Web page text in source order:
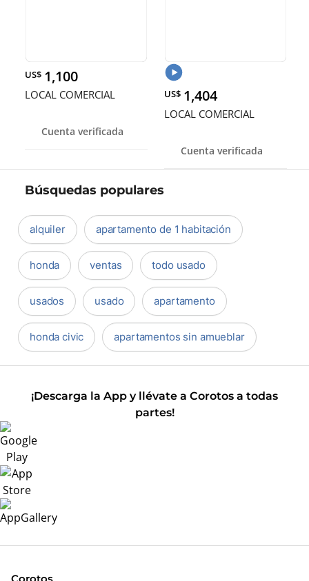
US$ 1,100
LOCAL COMERCIAL
Cuenta verificada
US$ 1,404
LOCAL COMERCIAL
Cuenta verificada
Búsquedas populares
alquiler apartamento de 1 habitación
honda ventas todo usado
usados usado apartamento
honda civic apartamentos sin amueblar
¡Descarga la App y llévate a Corotos a todas
partes!